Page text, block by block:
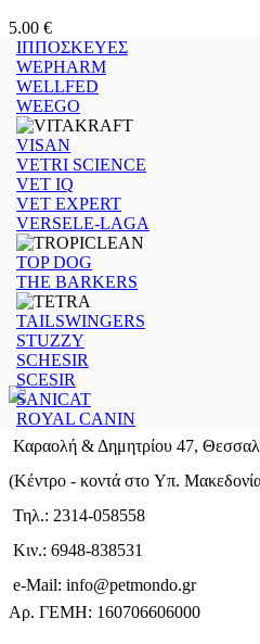
5.00 €
ΙΠΠΟΣΚΕΥΕΣ
WEPHARM
WELLFED
WEEGO
VISAN
VETRI SCIENCE
VET IQ
VET EXPERT
VERSELE-LAGA
TOP DOG
THE BARKERS
TAILSWINGERS
STUZZY
SCHESIR
SCESIR
SANICAT
ROYAL CANIN
Καραολή & Δημητρίου 47,
(Kέντρο - κοντά στο Yπ.
Τηλ.: 2314-058558
Κιν.: 6948-838531
e-Mail: info@petmondo.gr
Aρ. ΓΕΜΗ: 160706606000